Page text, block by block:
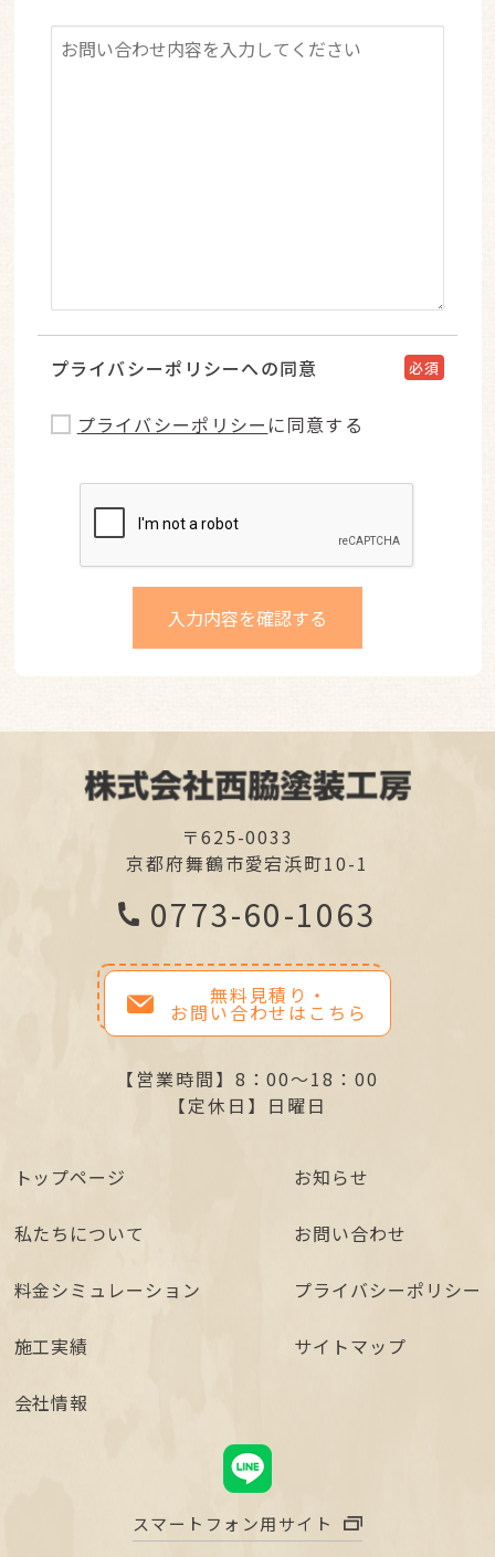
プライバシーポリシーへの同意 必須
プライバシーポリシー に同意する
〒625-0033
京都府舞鶴市愛宕浜町10-1
0773-60-1063
無料見積り・
お問い合わせはこちら
【営業時間】 8：00～18：00
【定休日】 日曜日
トップページ
私たちについて
料金シミュレーション
施工実績
会社情報
お知らせ
お問い合わせ
プライバシーポリシー
サイトマップ
スマートフォン用サイト